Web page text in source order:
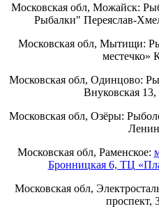
Московская обл, Можайск:
Рыбалки" Переяслав-
Московская обл, Мытищи:
местечко»
Московская обл, Одинцово:
Внуковская
Московская обл, Озёры:
Московская обл, Раменское:
Бронницкая 6, ТЦ
Московская обл,
проспект,